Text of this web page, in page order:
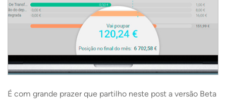
É com grande prazer que partilho neste post a versão Beta